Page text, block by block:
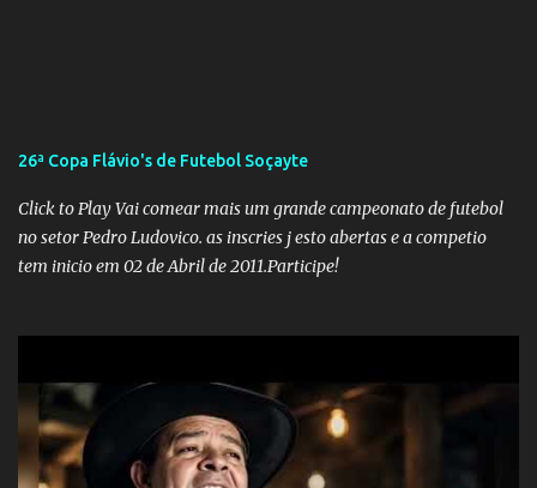
desinformações, chegando ao ponto de o governo federal pedir
uma investigação para identificar os autores dessas notícias falsas.
O Negacionismo Climático da Extrema Direita Essa disseminação
de fake news não é uma surpresa, pois faz parte de um padrão...
26ª Copa Flávio's de Futebol Soçayte
Click to Play Vai comear mais um grande campeonato de futebol
no setor Pedro Ludovico. as inscries j esto abertas e a competio
tem inicio em 02 de Abril de 2011.Participe!